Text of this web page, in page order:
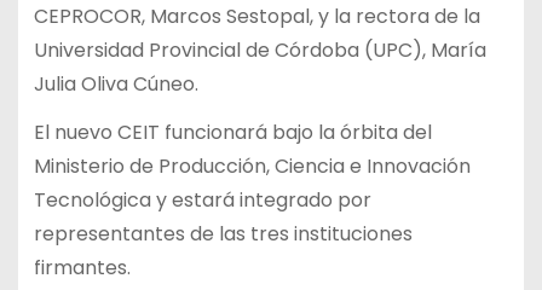
CEPROCOR, Marcos Sestopal, y la rectora de la
Universidad Provincial de Córdoba (UPC), María
Julia Oliva Cúneo.
El nuevo CEIT funcionará bajo la órbita del
Ministerio de Producción, Ciencia e Innovación
Tecnológica y estará integrado por
representantes de las tres instituciones
firmantes.